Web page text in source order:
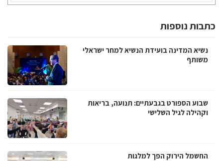
כתבות נוספות
נשיא המדינה בועידת הנשיא למחר ישראלי
משותף
שבוע הספורט בגבעתיים: תנועה, בריאות
וקהילה לגיל השלישי
החשמל הירוק הפך למלגות